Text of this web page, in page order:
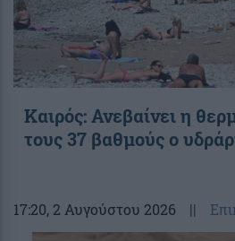
Καιρός: Ανεβαίνει η
τους 37 βαθμούς ο
17:20, 2 Αυγούστου 2026 ||